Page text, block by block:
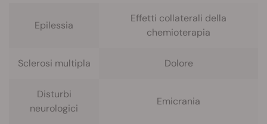
Epilessia
Effetti collaterali della
chemioterapia
Sclerosi multipla Dolore
Disturbi
neurologici
Emicrania